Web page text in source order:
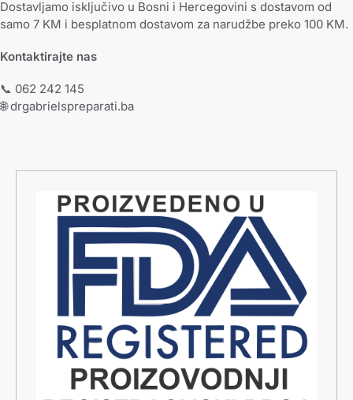
Dostavljamo isključivo u Bosni i Hercegovini s dostavom od
samo 7 KM i besplatnom dostavom za narudžbe preko 100 KM.
Kontaktirajte nas
📞 062 242 145
🌐 drgabrielspreparati.ba